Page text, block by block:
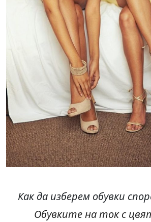
Как да изберем обувки
Обувките на ток с